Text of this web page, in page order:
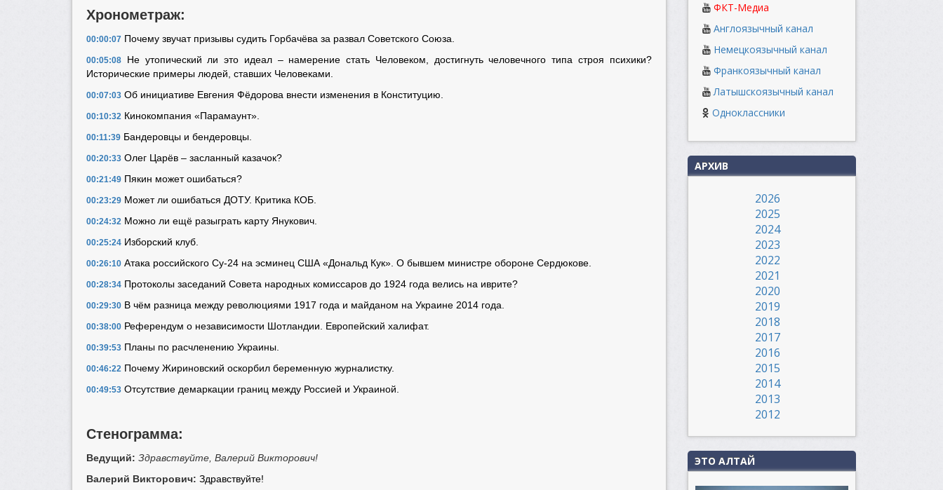
Хронометраж:
00:00:07 Почему звучат призывы судить Горбачёва за развал Советского Союза.
00:05:08 Не утопический ли это идеал – намерение стать Человеком, достигнуть человечного типа строя психики?
Исторические примеры людей, ставших Человеками.
00:07:03 Об инициативе Евгения Фёдорова внести изменения в Конституцию.
00:10:32 Кинокомпания «Парамаунт».
00:11:39 Бандеровцы и бендеровцы.
00:20:33 Олег Царёв – засланный казачок?
00:21:49 Пякин может ошибаться?
00:23:29 Может ли ошибаться ДОТУ. Критика КОБ.
00:24:32 Можно ли ещё разыграть карту Янукович.
00:25:24 Изборский клуб.
00:26:10 Атака российского Су-24 на эсминец США «Дональд Кук». О бывшем министре обороне Сердюкове.
00:28:34 Протоколы заседаний Совета народных комиссаров до 1924 года велись на иврите?
00:29:30 В чём разница между революциями 1917 года и майданом на Украине 2014 года.
00:38:00 Референдум о независимости Шотландии. Европейский халифат.
00:39:53 Планы по расчленению Украины.
00:46:22 Почему Жириновский оскорбил беременную журналистку.
00:49:53 Отсутствие демаркации границ между Россией и Украиной.
Стенограмма:
Ведущий: Здравствуйте, Валерий Викторович!
Валерий Викторович: Здравствуйте!
ФКТ-Медиа
Англоязычный канал
Немецкоязычный канал
Франкоязычный канал
Латышскоязычный канал
Одноклассники
АРХИВ
2026
2025
2024
2023
2022
2021
2020
2019
2018
2017
2016
2015
2014
2013
2012
ЭТО АЛТАЙ